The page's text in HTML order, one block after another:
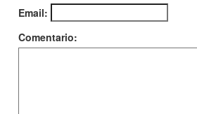
Email:
Comentario: